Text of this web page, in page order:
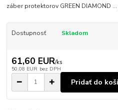
záber protektorov GREEN DIAMOND ...
Dostupnosť Skladom
61,60 EUR/ks
50,08 EUR bez DPH
Pridať do